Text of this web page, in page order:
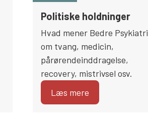
Politiske holdninger
Hvad mener Bedre Psykiatri
om tvang, medicin,
pårørendeinddragelse,
recovery, mistrivsel osv.
Læs mere